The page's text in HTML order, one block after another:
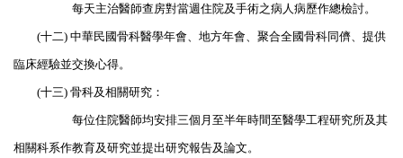
每天主治醫師查房對當週住院及手術之病人病歷作總檢討。
(十二) 中華民國骨科醫學年會、地方年會、聚合全國骨科同儕、提供
臨床經驗並交換心得。
(十三) 骨科及相關研究：
每位住院醫師均安排三個月至半年時間至醫學工程研究所及其
相關科系作教育及研究並提出研究報告及論文。